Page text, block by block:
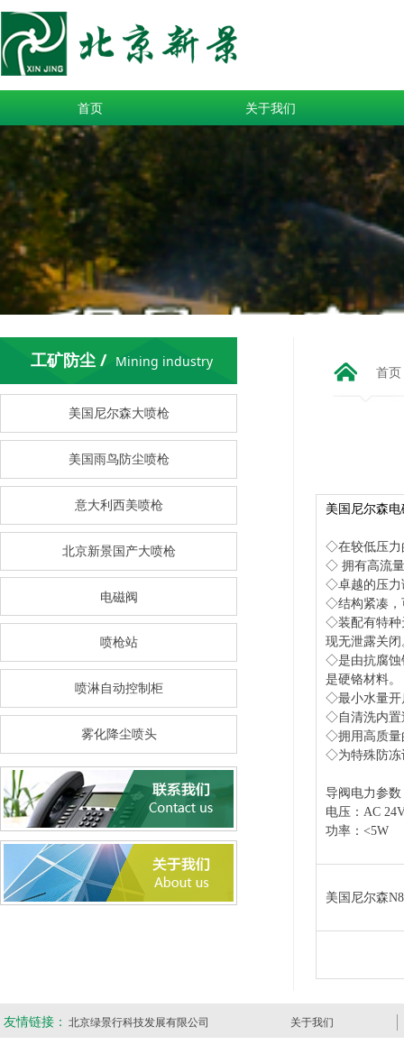
首页 关于我们
工矿防尘 / Mining industry
美国尼尔森大喷枪
美国雨鸟防尘喷枪
意大利西美喷枪
北京新景国产大喷枪
电磁阀
喷枪站
喷淋自动控制柜
雾化降尘喷头
首页
美国尼尔森
◇在较低压力
◇ 拥有高流
◇卓越的压力
◇结构紧凑，
◇装配有特种
现无泄露关闭
◇是由抗腐蚀
是硬铬材料。
◇最小水量开
◇自清洗内置
◇拥用高质量
◇为特殊防冻
导阀电力参数
电压：AC
功率：<5W
美国尼尔森
友情链接： 北京绿景行科技发展有限公司 关于我们